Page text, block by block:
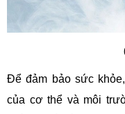
Để đảm bảo sức
của cơ thể và môi